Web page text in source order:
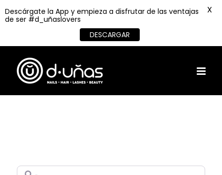
content
Buscar
Descárgate la App y empieza a disfrutar de las ventajas
de ser #d_uñaslovers
DESCARGAR
X